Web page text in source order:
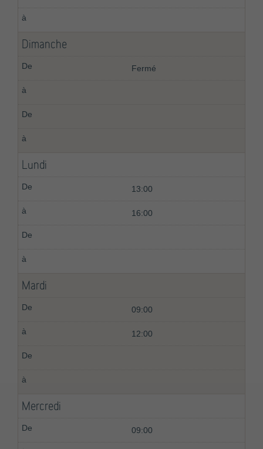
Dimanche
Fermé
Lundi
13:00
16:00
Mardi
09:00
12:00
Mercredi
09:00